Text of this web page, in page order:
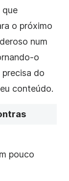
que
o próximo
num
o
do
conteúdo.
pouco